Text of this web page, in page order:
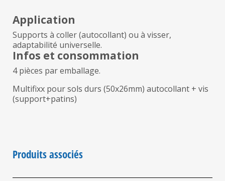
Application
Supports à coller (autocollant) ou à visser,
adaptabilité universelle.
Infos et consommation
4 pièces par emballage.
Multifixx pour sols durs (50x26mm) autocollant + vis
(support+patins)
Produits associés